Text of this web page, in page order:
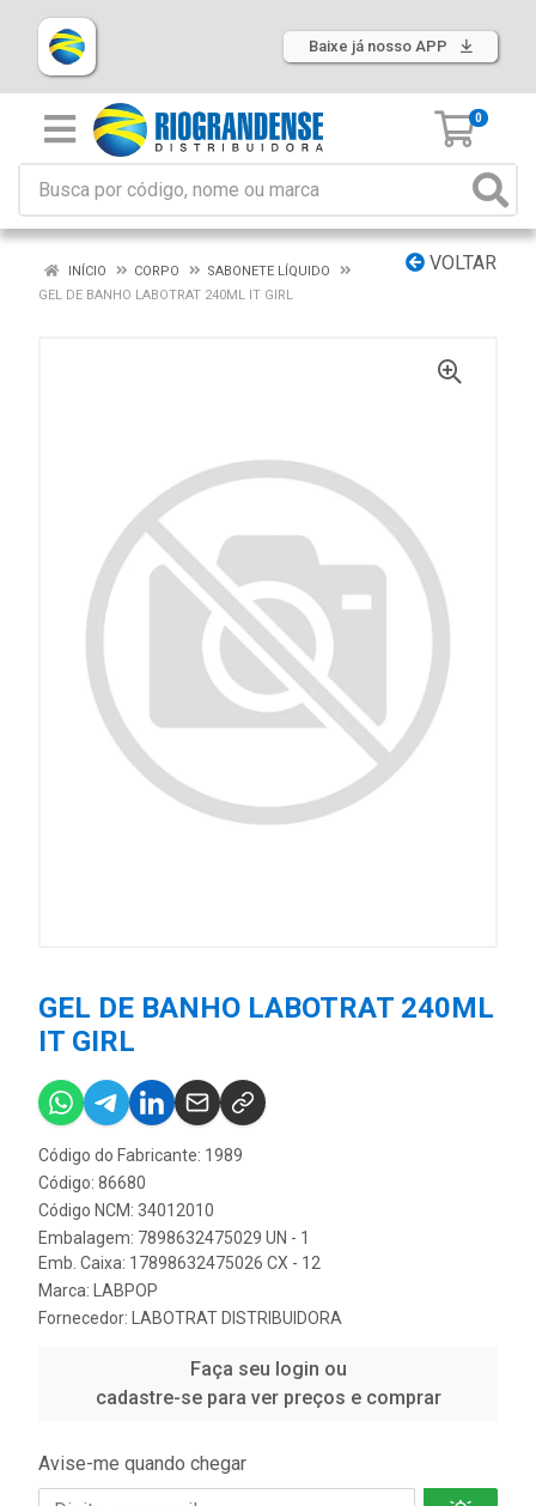
Baixe já nosso APP
0
VOLTAR
INÍCIO CORPO
SABONETE LÍQUIDO
GEL DE BANHO LABOTRAT 240ML IT GIRL
GEL DE BANHO LABOTRAT 240ML
IT GIRL
Código do Fabricante: 1989
Código: 86680
Código NCM: 34012010
Embalagem: 7898632475029 UN - 1
Emb. Caixa: 17898632475026 CX - 12
Marca:
LABPOP
Fornecedor:
LABOTRAT DISTRIBUIDORA
Faça seu login ou
cadastre-se para ver preços e comprar
Avise-me quando chegar